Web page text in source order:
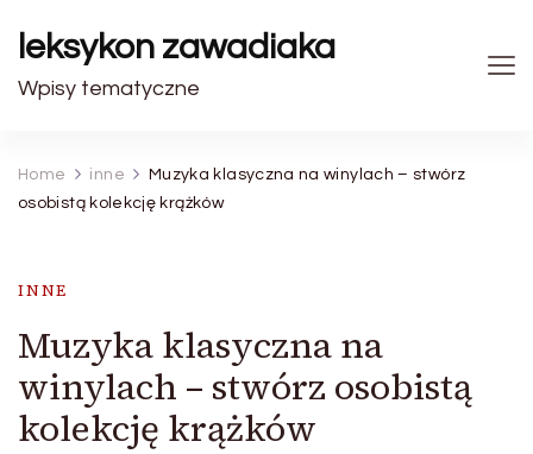
leksykon zawadiaka
Wpisy tematyczne
Home inne
Muzyka klasyczna na winylach – stwórz
osobistą kolekcję krążków
INNE
Muzyka klasyczna na
winylach – stwórz osobistą
kolekcję krążków